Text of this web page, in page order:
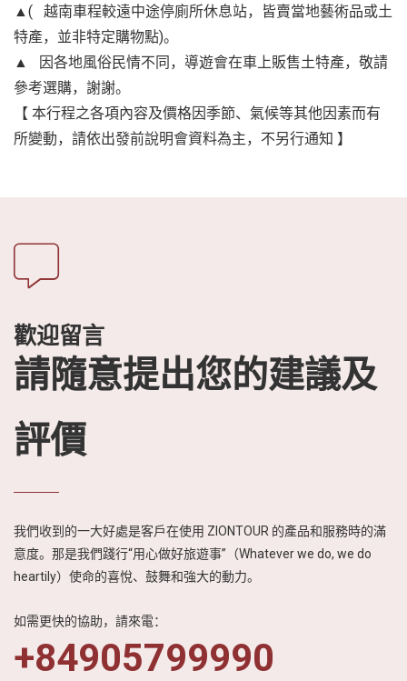
▲( 越南車程較遠中途停廁所休息站，皆賣當地藝術品或土
特產，並非特定購物點)。
▲ 因各地風俗民情不同，導遊會在車上販售土特產，敬請
參考選購，謝謝。
【 本行程之各項內容及價格因季節、氣候等其他因素而有
所變動，請依出發前說明會資料為主，不另行通知 】
歡迎留言
請隨意提出您的建議及
評價
我們收到的一大好處是客戶在使用 ZIONTOUR 的產品和服務時的滿
意度。那是我們踐行“用心做好旅遊事”（Whatever we do, we do
heartily）使命的喜悅、鼓舞和強大的動力。
如需更快的協助，請來電：
+84905799990